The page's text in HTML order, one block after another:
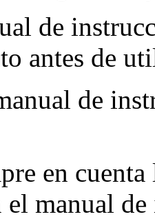
de
antes de
de
en
manual